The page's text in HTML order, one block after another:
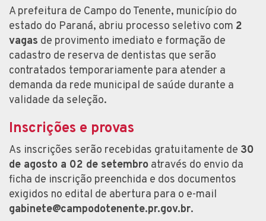
A prefeitura de Campo do Tenente, município do
estado do Paraná, abriu processo seletivo com 2
vagas de provimento imediato e formação de
cadastro de reserva de dentistas que serão
contratados temporariamente para atender a
demanda da rede municipal de saúde durante a
validade da seleção.
Inscrições e provas
As inscrições serão recebidas gratuitamente de 30
de agosto a 02 de setembro através do envio da
ficha de inscrição preenchida e dos documentos
exigidos no edital de abertura para o e-mail
gabinete@campodotenente.pr.gov.br.